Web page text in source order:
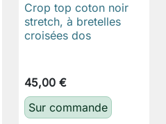
Crop top coton noir
stretch, à bretelles
croisées dos
45,00 €
Sur commande